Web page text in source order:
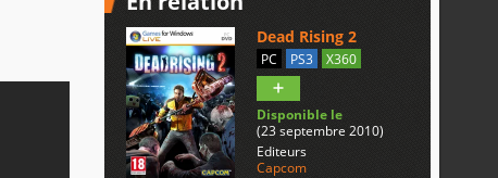
Dead Rising 2
PC PS3 X360
Disponible le
(23 septembre 2010)
Editeurs
Capcom